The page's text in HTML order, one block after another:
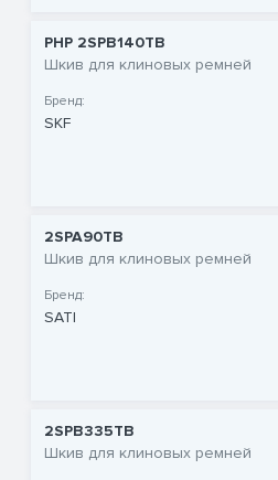
PHP 2SPB140TB
Шкив для клиновых ремней
Бренд:
SKF
2SPA90TB
Шкив для клиновых ремней
Бренд:
SATI
2SPB335TB
Шкив для клиновых ремней